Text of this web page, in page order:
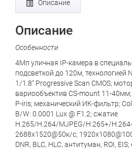
Описание
Описание
Особенности
4Мп уличная IP-камера в
подсветкой до 120м, технологией
1/1.8" Progressive Scan CMOS;
вариообъектив CS-mount 11-40мм;
P-iris; механический ИК-фильтр;
B/W: 0.0001 Lux @ F1.2; сжатие
H.265/H.264/MJPEG/H.265+/
2688x1520@50к/с;
DNR, BLC, HLC, антитуман, ROI,